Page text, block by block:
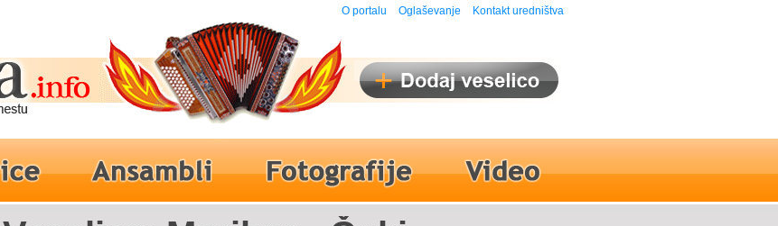
O portalu Oglaševanje Kontakt uredništva